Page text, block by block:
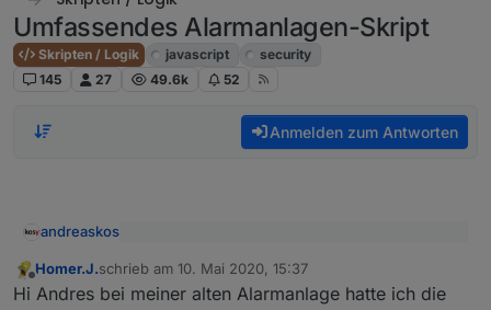
Umfassendes Alarmanlagen-Skript
Skripten / Logik javascript
security
145
27 49.6k 52
Anmelden zum Antworten
andreaskos
jeweiligen DP ist.
Vielleicht noch zum Verständnis, diese Liste kann
Offline
Homer.J.schrieb am 10. Mai 2020, 15:37
zuletzt editiert von
Hi Andres bei meiner alten Alarmanlage hatte ich die